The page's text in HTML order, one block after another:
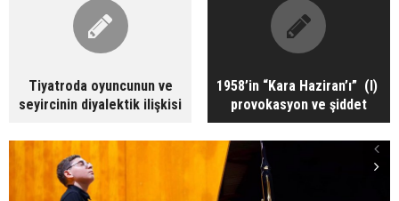
Tiyatroda oyuncunun ve
seyircinin diyalektik ilişkisi
1958’in “Kara Haziran’ı” (I)
provokasyon ve şiddet